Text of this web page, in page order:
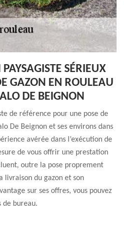
SÉRIEUX
GAZON EN ROULEAU
DE BEIGNON
de référence pour une pose de
De Beignon et ses environs dans
avérée dans l’exécution de
de vous offrir une prestation
outre la pose proprement
livraison du gazon et son
sur ses offres, vous pouvez
de bureau.